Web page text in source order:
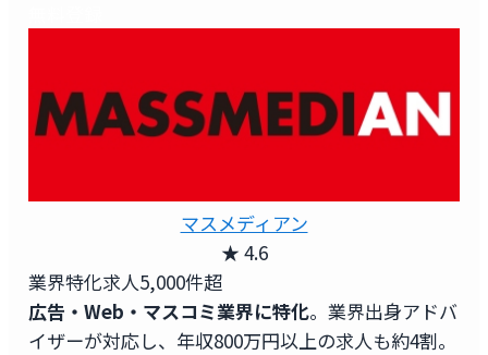
マスメディアン
★ 4.6
業界特化求人5,000件超
広告・Web・マスコミ業界に特化。業界出身アドバ
イザーが対応し、年収800万円以上の求人も約4割。